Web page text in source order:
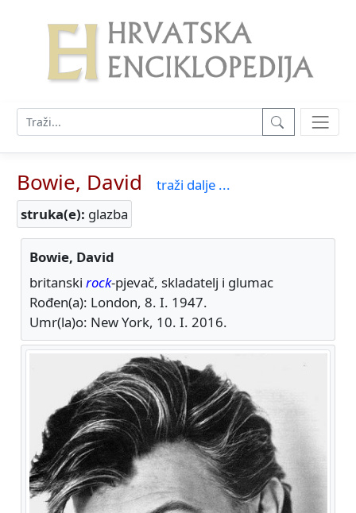
Bowie, David
traži dalje ...
struka(e): glazba
Bowie, David
britanski rock-pjevač, skladatelj i glumac
Rođen(a): London, 8. I. 1947.
Umr(la)o: New York, 10. I. 2016.